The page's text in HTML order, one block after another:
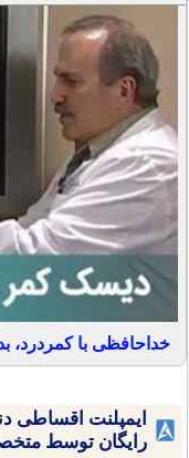
خداحافظی با کمردرد،
ایمپلنت اقساطی
رایگان توسط